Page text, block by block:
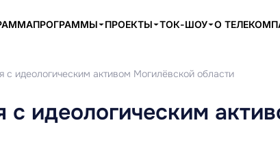
ПРОГРАММЫ ПРОЕКТЫ ТОК-ШОУ О
с идеологическим активом Могилёвской области
идеологическим